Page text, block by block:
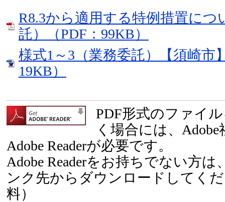
R8.3から適用する特例措置につ
託）（PDF：99KB）
様式1～3（業務委託）【須崎市
19KB）
PDF形式のファイ
く場合には、
Adobe Readerが必要です。
Adobe Readerをお持ちでない方は
ンク先からダウンロードしてく
料）